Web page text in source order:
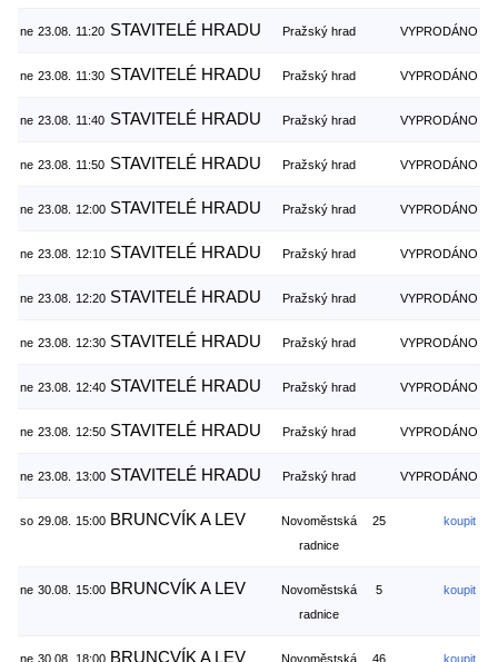
ne 23.08. 11:20 STAVITELÉ HRADU Pražský hrad VYPRODÁNO
ne 23.08. 11:30 STAVITELÉ HRADU Pražský hrad VYPRODÁNO
ne 23.08. 11:40 STAVITELÉ HRADU Pražský hrad VYPRODÁNO
ne 23.08. 11:50 STAVITELÉ HRADU Pražský hrad VYPRODÁNO
ne 23.08. 12:00 STAVITELÉ HRADU Pražský hrad VYPRODÁNO
ne 23.08. 12:10 STAVITELÉ HRADU Pražský hrad VYPRODÁNO
ne 23.08. 12:20 STAVITELÉ HRADU Pražský hrad VYPRODÁNO
ne 23.08. 12:30 STAVITELÉ HRADU Pražský hrad VYPRODÁNO
ne 23.08. 12:40 STAVITELÉ HRADU Pražský hrad VYPRODÁNO
ne 23.08. 12:50 STAVITELÉ HRADU Pražský hrad VYPRODÁNO
ne 23.08. 13:00 STAVITELÉ HRADU Pražský hrad VYPRODÁNO
so 29.08. 15:00 BRUNCVÍK A LEV
Novoměstská
radnice
25 koupit
ne 30.08. 15:00 BRUNCVÍK A LEV
Novoměstská
radnice
5 koupit
ne 30.08. 18:00 BRUNCVÍK A LEV Novoměstská 46 koupit